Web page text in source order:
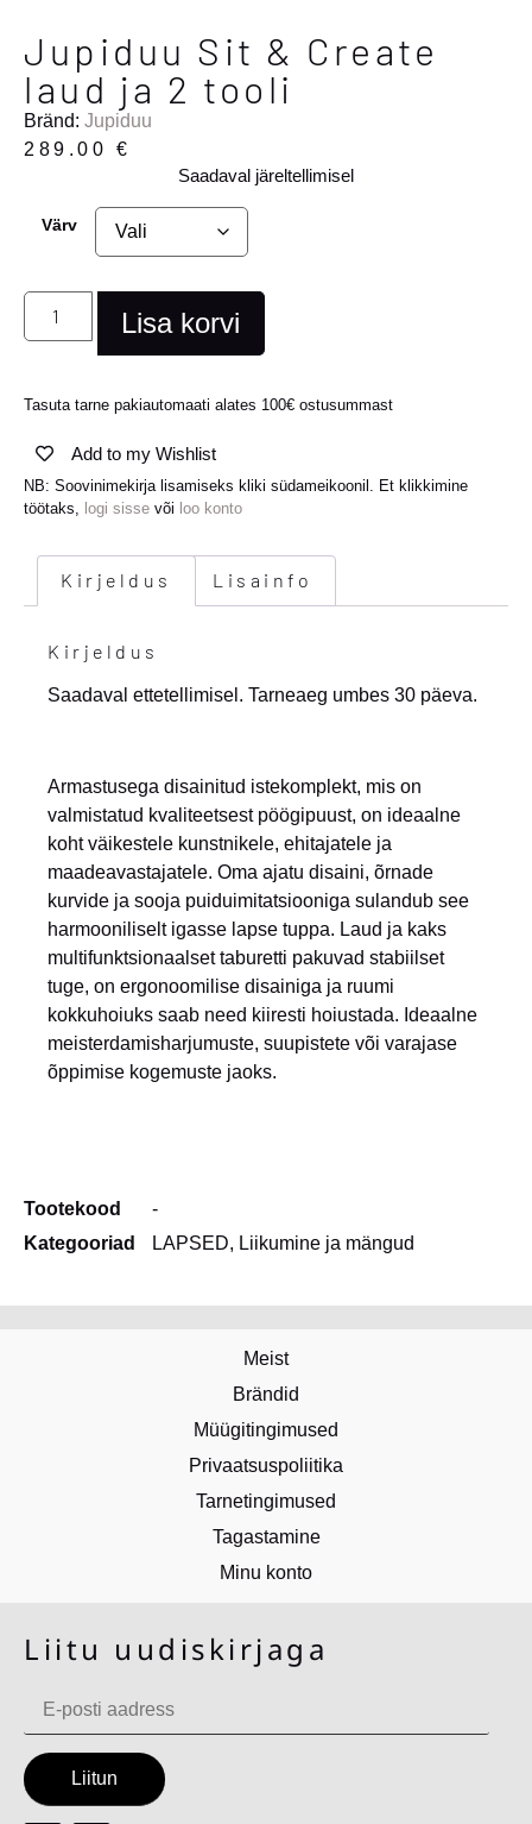
Jupiduu Sit & Create
laud ja 2 tooli
Bränd: Jupiduu
289.00 €
Saadaval järeltellimisel
Värv
Lisa korvi
Tasuta tarne pakiautomaati alates 100€ ostusummast
Add to my Wishlist
NB: Soovinimekirja lisamiseks kliki südameikoonil. Et klikkimine
töötaks, logi sisse või loo konto
Kirjeldus Lisainfo
Kirjeldus
Saadaval ettetellimisel. Tarneaeg umbes 30 päeva.
Armastusega disainitud istekomplekt, mis on
valmistatud kvaliteetsest pöögipuust, on ideaalne
koht väikestele kunstnikele, ehitajatele ja
maadeavastajatele. Oma ajatu disaini, õrnade
kurvide ja sooja puiduimitatsiooniga sulandub see
harmooniliselt igasse lapse tuppa. Laud ja kaks
multifunktsionaalset taburetti pakuvad stabiilset
tuge, on ergonoomilise disainiga ja ruumi
kokkuhoiuks saab need kiiresti hoiustada. Ideaalne
meisterdamisharjumuste, suupistete või varajase
õppimise kogemuste jaoks.
Tootekood
-
Kategooriad
LAPSED, Liikumine ja mängud
Meist
Brändid
Müügitingimused
Privaatsuspoliitika
Tarnetingimused
Tagastamine
Minu konto
Liitu uudiskirjaga